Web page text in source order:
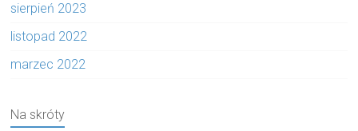
sierpień 2023
listopad 2022
marzec 2022
Na skróty